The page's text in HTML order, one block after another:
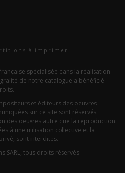
à imprimer
spécialisée dans la réalisation
de notre catalogue a bénéficié
et éditeurs des oeuvres
sur ce site sont réservés.
des oeuvres autre que la reproduction
à une utilisation collective et la
sont interdites.
SARL, tous droits réservés